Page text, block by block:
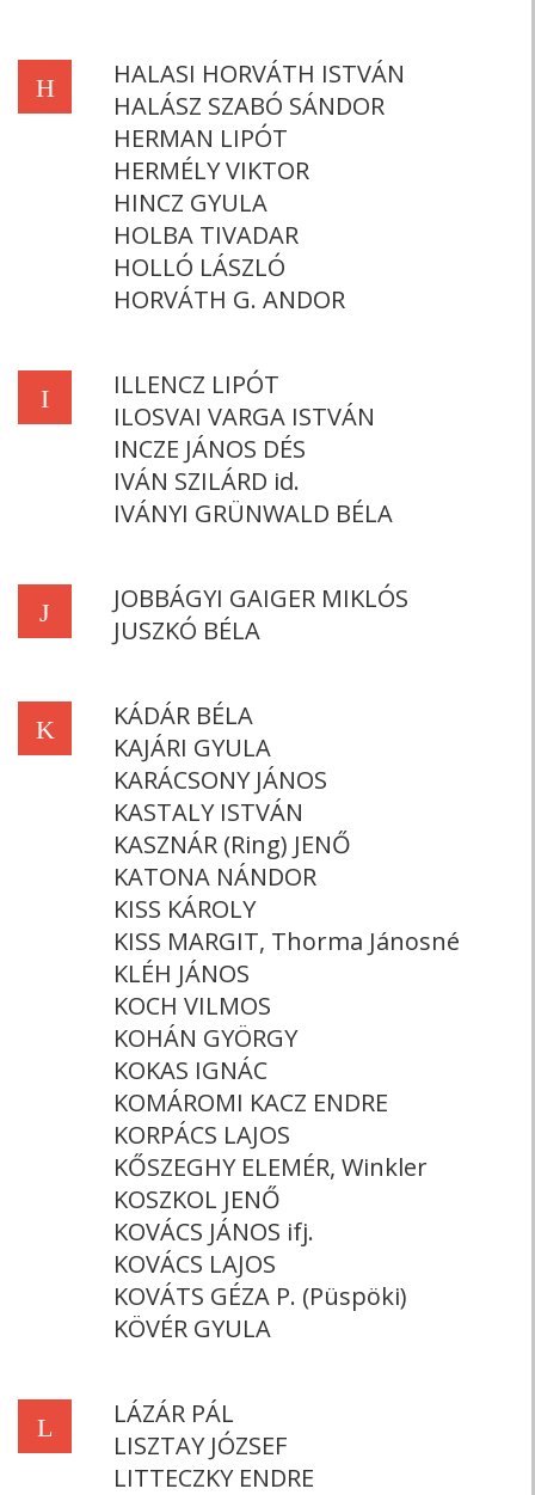
H
HALASI HORVÁTH ISTVÁN
HALÁSZ SZABÓ SÁNDOR
HERMAN LIPÓT
HERMÉLY VIKTOR
HINCZ GYULA
HOLBA TIVADAR
HOLLÓ LÁSZLÓ
HORVÁTH G. ANDOR
I
ILLENCZ LIPÓT
ILOSVAI VARGA ISTVÁN
INCZE JÁNOS DÉS
IVÁN SZILÁRD id.
IVÁNYI GRÜNWALD BÉLA
J
JOBBÁGYI GAIGER MIKLÓS
JUSZKÓ BÉLA
K
KÁDÁR BÉLA
KAJÁRI GYULA
KARÁCSONY JÁNOS
KASTALY ISTVÁN
KASZNÁR (Ring) JENŐ
KATONA NÁNDOR
KISS KÁROLY
KISS MARGIT, Thorma Jánosné
KLÉH JÁNOS
KOCH VILMOS
KOHÁN GYÖRGY
KOKAS IGNÁC
KOMÁROMI KACZ ENDRE
KORPÁCS LAJOS
KŐSZEGHY ELEMÉR, Winkler
KOSZKOL JENŐ
KOVÁCS JÁNOS ifj.
KOVÁCS LAJOS
KOVÁTS GÉZA P. (Püspöki)
KÖVÉR GYULA
L
LÁZÁR PÁL
LISZTAY JÓZSEF
LITTECZKY ENDRE